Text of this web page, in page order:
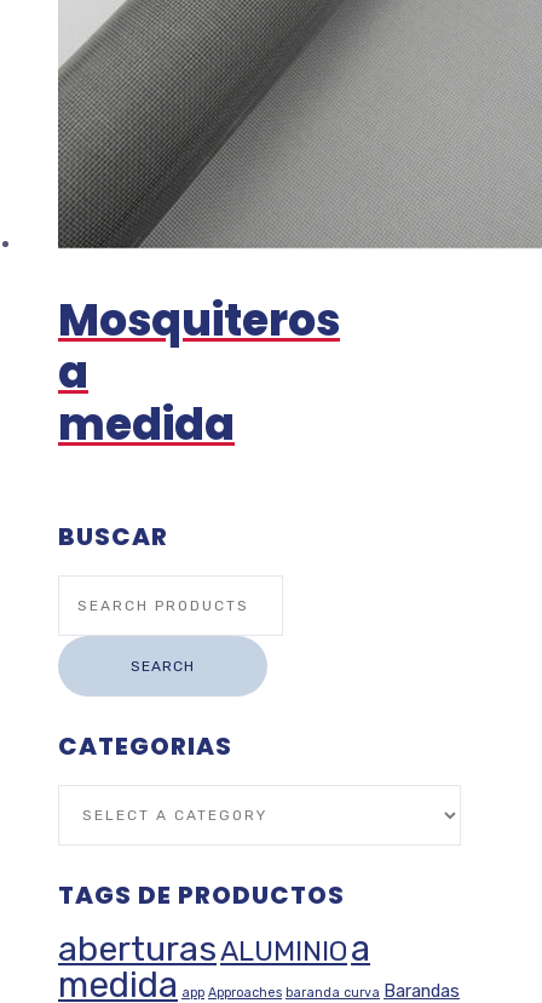
Mosquiteros
a
medida
BUSCAR
for:
SEARCH
CATEGORIAS
TAGS DE PRODUCTOS
aberturasALUMINIOa
medida app Approaches baranda curva Barandas